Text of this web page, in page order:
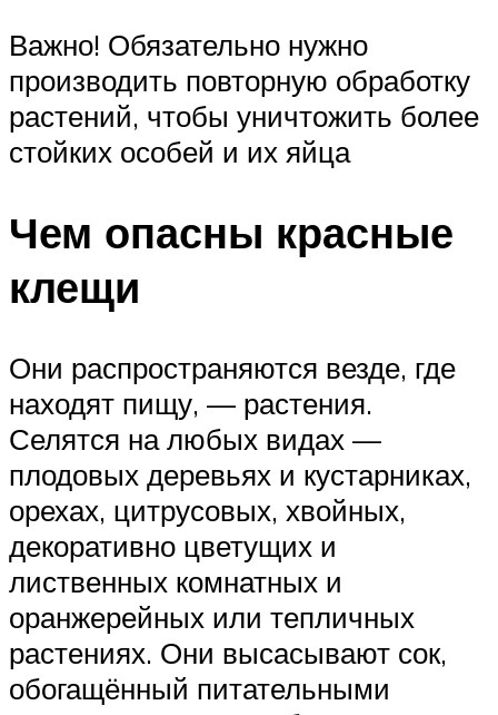
Важно! Обязательно нужно
производить повторную обработку
растений, чтобы уничтожить более
стойких особей и их яйца
Чем опасны красные
клещи
Они распространяются везде, где
находят пищу, — растения.
Селятся на любых видах —
плодовых деревьях и кустарниках,
орехах, цитрусовых, хвойных,
декоративно цветущих и
лиственных комнатных и
оранжерейных или тепличных
растениях. Они высасывают сок,
обогащённый питательными